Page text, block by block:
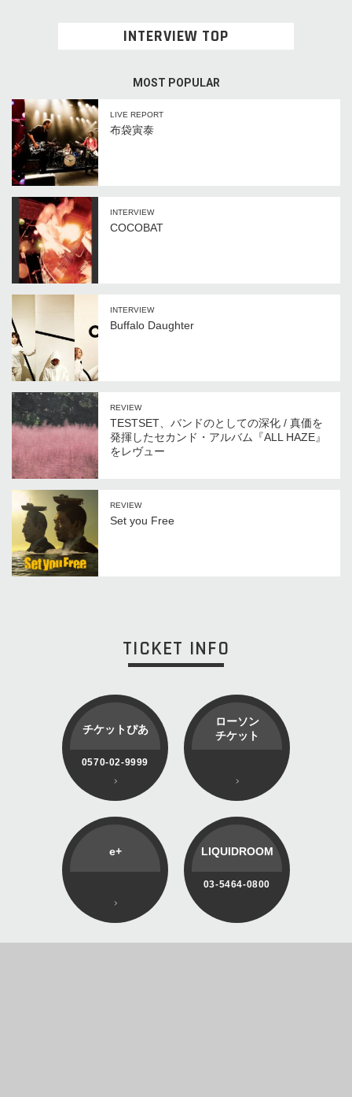
INTERVIEW TOP
MOST POPULAR
LIVE REPORT
布袋寅泰
INTERVIEW
COCOBAT
INTERVIEW
Buffalo Daughter
REVIEW
TESTSET、バンドのとしての深化 / 真価を
発揮したセカンド・アルバム『ALL HAZE』
をレヴュー
REVIEW
Set you Free
TICKET INFO
チケットぴあ
0570-02-9999
ローソン
チケット
e+ LIQUIDROOM
03-5464-0800